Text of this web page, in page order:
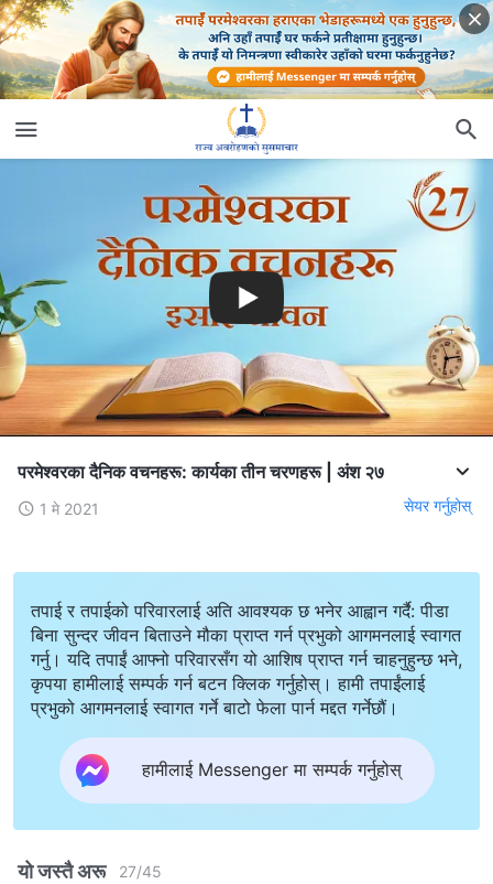
परमेश्‍वरका दैनिक वचनहरू: कार्यका तीन चरणहरू | अंश २७
1 मे 2021 सेयर गर्नुहोस्
तपाई र तपाईको परिवारलाई अति आवश्यक छ भनेर आह्वान गर्दै: पीडा
बिना सुन्दर जीवन बिताउने मौका प्राप्त गर्न प्रभुको आगमनलाई स्वागत
गर्नु। यदि तपाईं आफ्नो परिवारसँग यो आशिष प्राप्त गर्न चाहनुहुन्छ भने,
कृपया हामीलाई सम्पर्क गर्न बटन क्लिक गर्नुहोस्। हामी तपाईंलाई
प्रभुको आगमनलाई स्वागत गर्ने बाटो फेला पार्न मद्दत गर्नेछौं।
हामीलाई Messenger मा सम्पर्क गर्नुहोस्
यो जस्तै अरू 27/45